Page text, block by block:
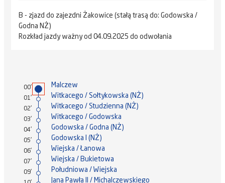
B - zjazd do zajezdni Żakowice (stałą trasą do: Godowska /
Godna NŻ)
Rozkład jazdy ważny od 04.09.2025 do odwołania
00' Malczew
01' Witkacego / Sołtykowska (NŻ)
02' Witkacego / Studzienna (NŻ)
03' Witkacego / Godowska
04' Godowska / Godna (NŻ)
05' Godowska I (NŻ)
06' Wiejska / Łanowa
07' Wiejska / Bukietowa
09' Południowa / Wiejska
Jana Pawła II / Michalczewskiego